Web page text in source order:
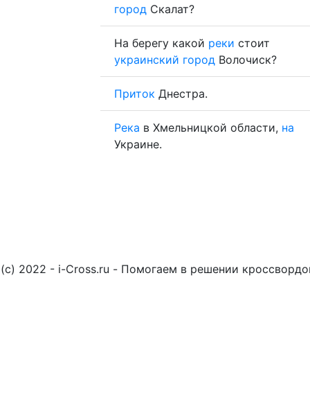
город Скалат?
На берегу какой реки стоит
украинский город Волочиск?
Приток Днестра.
Река в Хмельницкой области, на
Украине.
(c) 2022 - i-Cross.ru - Помогаем в решении